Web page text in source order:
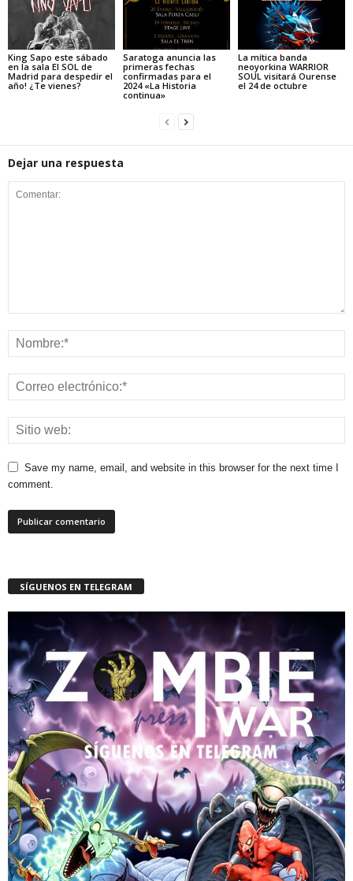
King Sapo este sábado
en la sala El SOL de
Madrid para despedir el
año! ¿Te vienes?
Saratoga anuncia las
primeras fechas
confirmadas para el
2024 «La Historia
continua»
La mítica banda
neoyorkina WARRIOR
SOUL visitará Ourense
el 24 de octubre
Dejar una respuesta
Save my name, email, and website in this browser for the next time I
comment.
SÍGUENOS EN TELEGRAM